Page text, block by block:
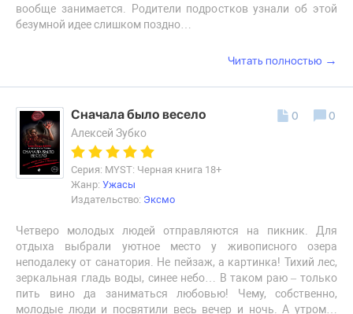
вообще занимается. Родители подростков узнали об этой
безумной идее слишком поздно…
Читать полностью →
Сначала было весело
Алексей Зубко
Серия: MYST: Черная книга 18+
Жанр: Ужасы
Издательство: Эксмо
Четверо молодых людей отправляются на пикник. Для
отдыха выбрали уютное место у живописного озера
неподалеку от санатория. Не пейзаж, а картинка! Тихий лес,
зеркальная гладь воды, синее небо… В таком раю – только
пить вино да заниматься любовью! Чему, собственно,
молодые люди и посвятили весь вечер и ночь. А утром…
0 0